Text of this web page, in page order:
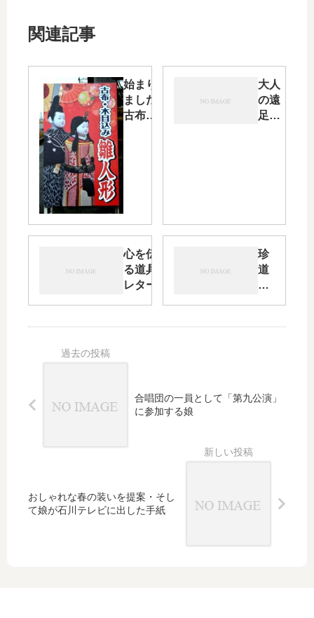
関連記事
始まり
ました
古布使
上田紬
の小岩
井さん
からメ
ールで
大人
の遠
足・
心を伝え
る道具に
レターセ
新商品が
した
珍
道
中
ま
合唱団の一員として「第九公演」
に参加する娘
おしゃれな春の装いを提案・そし
て娘が石川テレビに出した手紙